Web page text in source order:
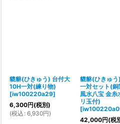
貔貅(ひきゅう) 台付大
10H一対(練り物)
[iw100220a29]
6,300円(税別)
(税込 : 6,930円)
貔貅(ひきゅ
一対セット(銅
風水八宝 金糸
リ玉付)
[
42,000円(税